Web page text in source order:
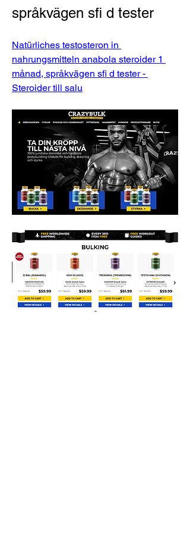
språkvägen sfi d tester
Natürliches testosteron in
nahrungsmitteln anabola steroider 1
månad, språkvägen sfi d tester -
Steroider till salu